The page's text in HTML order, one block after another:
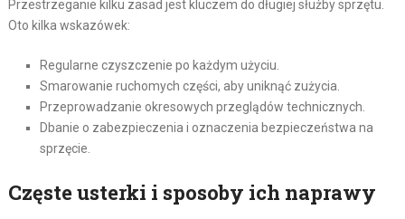
Przestrzeganie kilku zasad jest kluczem do długiej służby sprzętu.
Oto kilka wskazówek:
Regularne czyszczenie po każdym użyciu.
Smarowanie ruchomych części, aby uniknąć zużycia.
Przeprowadzanie okresowych przeglądów technicznych.
Dbanie o zabezpieczenia i oznaczenia bezpieczeństwa na
sprzęcie.
Częste usterki i sposoby ich naprawy